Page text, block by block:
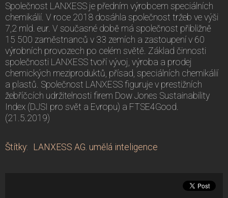
Společnost LANXESS je předním výrobcem speciálních
chemikálií. V roce 2018 dosáhla společnost tržeb ve výši
7,2 mld. eur. V současné době má společnost přibližně
15 500 zaměstnanců v 33 zemích a zastoupení v 60
výrobních provozech po celém světě. Základ činnosti
společnosti LANXESS tvoří vývoj, výroba a prodej
chemických meziproduktů, přísad, speciálních chemikálií
a plastů. Společnost LANXESS figuruje v prestižních
žebříčcích udržitelnosti firem Dow Jones Sustainability
Index (DJSI pro svět a Evropu) a FTSE4Good.
(21.5.2019)
Štítky: LANXESS AG. umělá inteligence